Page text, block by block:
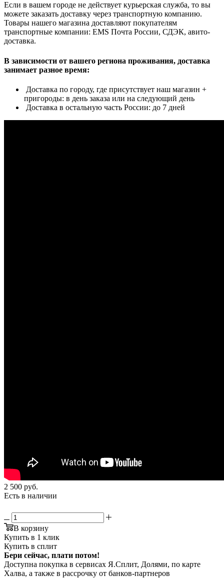
Если в вашем городе не действует курьерская служба, то вы
можете заказать доставку через транспортную компанию.
Товары нашего магазина доставляют покупателям
транспортные компании: EMS Почта России, СДЭК, авито-
доставка.
В зависимости от вашего региона проживания, доставка
занимает разное время:
Доставка по городу, где присутствует наш магазин +
пригороды: в день заказа или на следующий день
Доставка в остальную часть России: до 7 дней
2 500 руб.
Есть в наличии
В корзину
Купить в 1 клик
Купить в сплит
Бери сейчас, плати потом!
Доступна покупка в сервисах Я.Сплит, Долями, по карте
Халва, а также в рассрочку от банков-партнеров